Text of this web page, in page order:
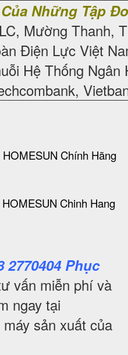
Những Tập
Mường Thanh,
Điện Lực Việt
Hệ Thống
2770404 Phục
vấn miễn phí và
ngay tại
sản xuất của